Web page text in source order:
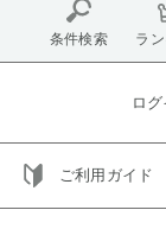
条件検索 ラ
ロ
ご利用ガイド